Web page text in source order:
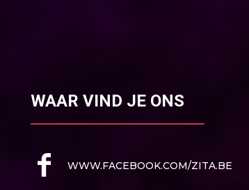
WAAR VIND JE ONS
WWW.FACEBOOK.COM/ZITA.BE